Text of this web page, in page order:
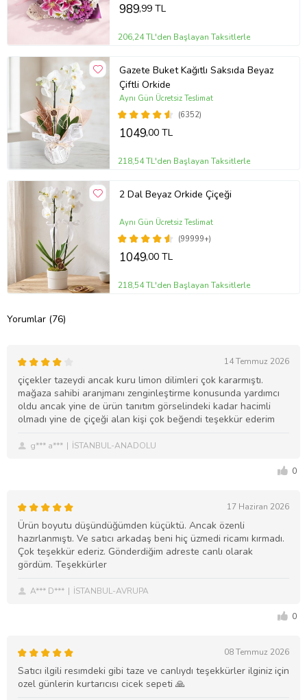
989,99 TL
206,24 TL'den Başlayan Taksitlerle
Gazete Buket Kağıtlı Saksıda Beyaz
Çiftli Orkide
(6352)
Aynı Gün Ücretsiz Teslimat
1049,00 TL
218,54 TL'den Başlayan Taksitlerle
2 Dal Beyaz Orkide Çiçeği
(99999+)
Aynı Gün Ücretsiz Teslimat
1049,00 TL
218,54 TL'den Başlayan Taksitlerle
Yorumlar (76)
14 Temmuz 2026
çiçekler tazeydi ancak kuru limon dilimleri çok kararmıştı.
mağaza sahibi aranjmanı zenginleştirme konusunda yardımcı
oldu ancak yine de ürün tanıtım görselindeki kadar hacimli
olmadı yine de çiçeği alan kişi çok beğendi teşekkür ederim
g*** a*** İSTANBUL-ANADOLU
0
17 Haziran 2026
Ürün boyutu düşündüğümden küçüktü. Ancak özenli
hazırlanmıştı. Ve satıcı arkadaş beni hiç üzmedi ricamı kırmadı.
Çok teşekkür ederiz. Gönderdiğim adreste canlı olarak
gördüm. Teşekkürler
A*** D*** İSTANBUL-AVRUPA
0
08 Temmuz 2026
Satıcı ilgili resımdeki gibi taze ve canlıydı teşekkürler ilginiz için
ozel günlerin kurtarıcısı cicek sepeti 🙏